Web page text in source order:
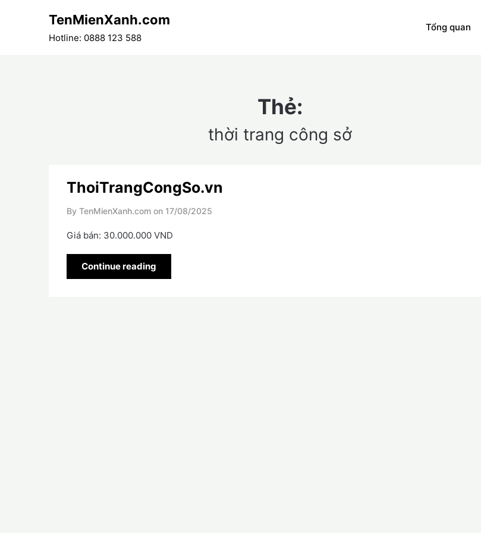
TenMienXanh.com
Hotline: 0888 123 588
Tổng quan
Thẻ:
thời trang công sở
ThoiTrangCongSo.vn
By TenMienXanh.com on 17/08/2025
Giá bán: 30.000.000 VND
Continue reading